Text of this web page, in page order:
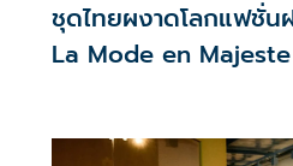
ชุดไทยผงาดโลกแฟชั่น
La Mode en Majeste